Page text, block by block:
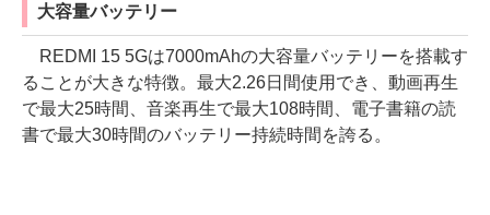
大容量バッテリー
REDMI 15 5Gは7000mAhの大容量バッテリーを搭載す
ることが大きな特徴。最大2.26日間使用でき、動画再生
で最大25時間、音楽再生で最大108時間、電子書籍の読
書で最大30時間のバッテリー持続時間を誇る。